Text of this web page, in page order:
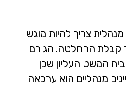
צריך להיות מוגש
קבלת ההחלטה. הגורם
המשט העליון שכן
מנהליים הוא ערכאה